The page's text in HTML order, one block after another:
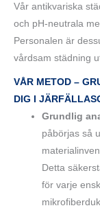
Vår antikvariska
och pH-neutrala
Personalen är
vårdsam städning
VÅR METOD –
DIG I
Grundlig
påbörjas så
Detta
för varje